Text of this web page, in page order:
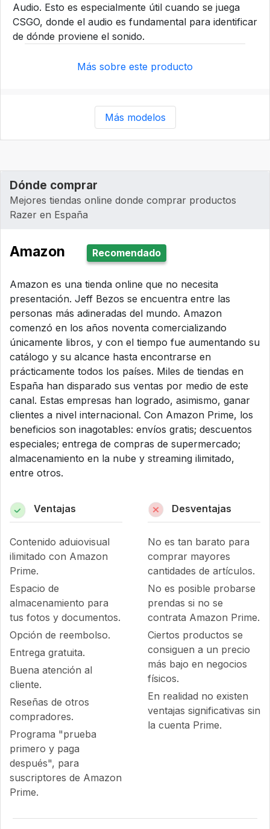
Audio. Esto es especialmente útil cuando se juega
CSGO, donde el audio es fundamental para identificar
de dónde proviene el sonido.
Más sobre este producto
Más modelos
Dónde comprar
Mejores tiendas online donde comprar productos
Razer en España
Amazon Recomendado
Amazon es una tienda online que no necesita
presentación. Jeff Bezos se encuentra entre las
personas más adineradas del mundo. Amazon
comenzó en los años noventa comercializando
únicamente libros, y con el tiempo fue aumentando su
catálogo y su alcance hasta encontrarse en
prácticamente todos los países. Miles de tiendas en
España han disparado sus ventas por medio de este
canal. Estas empresas han logrado, asimismo, ganar
clientes a nivel internacional. Con Amazon Prime, los
beneficios son inagotables: envíos gratis; descuentos
especiales; entrega de compras de supermercado;
almacenamiento en la nube y streaming ilimitado,
entre otros.
Ventajas
Contenido aduiovisual
ilimitado con Amazon
Prime.
Espacio de
almacenamiento para
tus fotos y documentos.
Opción de reembolso.
Entrega gratuita.
Buena atención al
cliente.
Reseñas de otros
compradores.
Programa "prueba
primero y paga
después", para
suscriptores de Amazon
Prime.
Desventajas
No es tan barato para
comprar mayores
cantidades de artículos.
No es posible probarse
prendas si no se
contrata Amazon Prime.
Ciertos productos se
consiguen a un precio
más bajo en negocios
físicos.
En realidad no existen
ventajas significativas sin
la cuenta Prime.